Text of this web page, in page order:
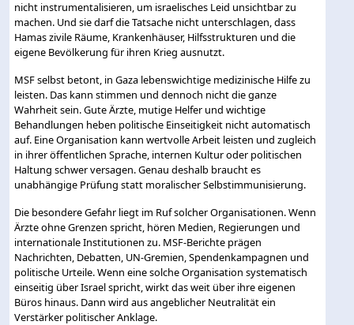
nicht instrumentalisieren, um israelisches Leid unsichtbar zu
machen. Und sie darf die Tatsache nicht unterschlagen, dass
Hamas zivile Räume, Krankenhäuser, Hilfsstrukturen und die
eigene Bevölkerung für ihren Krieg ausnutzt.
MSF selbst betont, in Gaza lebenswichtige medizinische Hilfe zu
leisten. Das kann stimmen und dennoch nicht die ganze
Wahrheit sein. Gute Ärzte, mutige Helfer und wichtige
Behandlungen heben politische Einseitigkeit nicht automatisch
auf. Eine Organisation kann wertvolle Arbeit leisten und zugleich
in ihrer öffentlichen Sprache, internen Kultur oder politischen
Haltung schwer versagen. Genau deshalb braucht es
unabhängige Prüfung statt moralischer Selbstimmunisierung.
Die besondere Gefahr liegt im Ruf solcher Organisationen. Wenn
Ärzte ohne Grenzen spricht, hören Medien, Regierungen und
internationale Institutionen zu. MSF-Berichte prägen
Nachrichten, Debatten, UN-Gremien, Spendenkampagnen und
politische Urteile. Wenn eine solche Organisation systematisch
einseitig über Israel spricht, wirkt das weit über ihre eigenen
Büros hinaus. Dann wird aus angeblicher Neutralität ein
Verstärker politischer Anklage.